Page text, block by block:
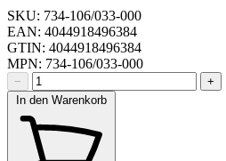
SKU: 734-106/033-000
EAN: 4044918496384
GTIN: 4044918496384
MPN: 734-106/033-000
−
+
In den Warenkorb